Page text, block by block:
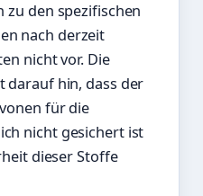
zu den spezifischen
nach derzeit
nicht vor. Die
darauf hin, dass der
für die
nicht gesichert ist
dieser Stoffe